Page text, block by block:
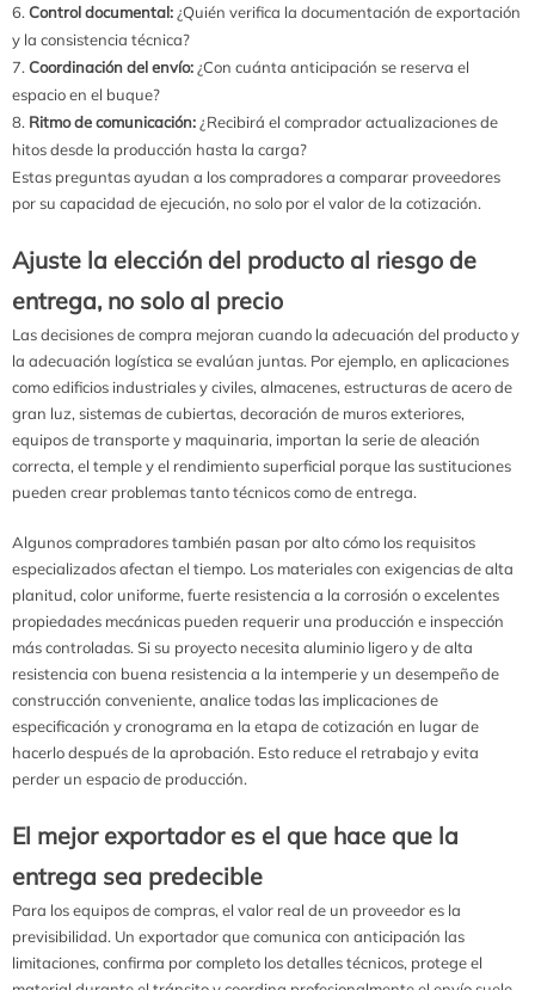
Control documental: ¿Quién verifica la documentación de exportación
y la consistencia técnica?
Coordinación del envío: ¿Con cuánta anticipación se reserva el
espacio en el buque?
Ritmo de comunicación: ¿Recibirá el comprador actualizaciones de
hitos desde la producción hasta la carga?
Estas preguntas ayudan a los compradores a comparar proveedores
por su capacidad de ejecución, no solo por el valor de la cotización.
Ajuste la elección del producto al riesgo de
entrega, no solo al precio
Las decisiones de compra mejoran cuando la adecuación del producto y
la adecuación logística se evalúan juntas. Por ejemplo, en aplicaciones
como edificios industriales y civiles, almacenes, estructuras de acero de
gran luz, sistemas de cubiertas, decoración de muros exteriores,
equipos de transporte y maquinaria, importan la serie de aleación
correcta, el temple y el rendimiento superficial porque las sustituciones
pueden crear problemas tanto técnicos como de entrega.
Algunos compradores también pasan por alto cómo los requisitos
especializados afectan el tiempo. Los materiales con exigencias de alta
planitud, color uniforme, fuerte resistencia a la corrosión o excelentes
propiedades mecánicas pueden requerir una producción e inspección
más controladas. Si su proyecto necesita aluminio ligero y de alta
resistencia con buena resistencia a la intemperie y un desempeño de
construcción conveniente, analice todas las implicaciones de
especificación y cronograma en la etapa de cotización en lugar de
hacerlo después de la aprobación. Esto reduce el retrabajo y evita
perder un espacio de producción.
El mejor exportador es el que hace que la
entrega sea predecible
Para los equipos de compras, el valor real de un proveedor es la
previsibilidad. Un exportador que comunica con anticipación las
limitaciones, confirma por completo los detalles técnicos, protege el